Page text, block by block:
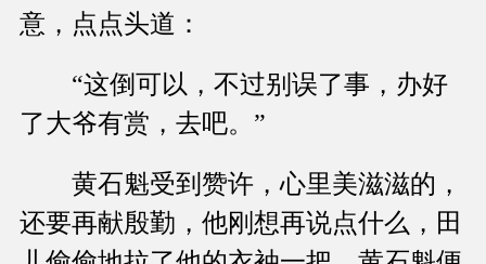
意，点点头道：
“这倒可以，不过别误了事，办好
了大爷有赏，去吧。”
黄石魁受到赞许，心里美滋滋的，
还要再献殷勤，他刚想再说点什么，田